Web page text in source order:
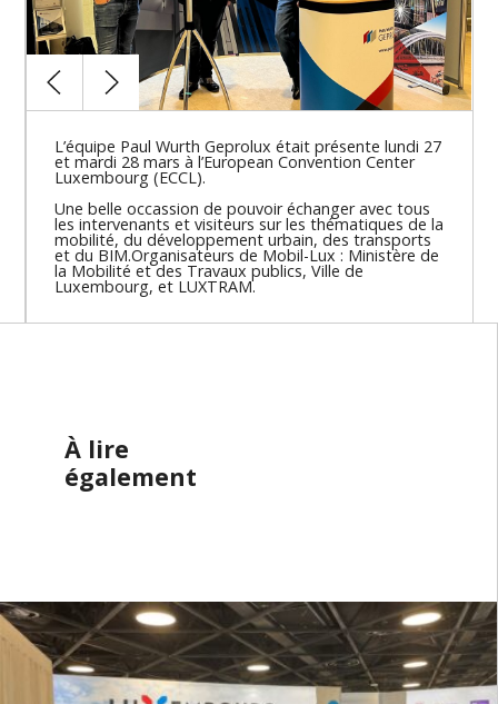
L’équipe Paul Wurth Geprolux était présente lundi 27
et mardi 28 mars à l’European Convention Center
Luxembourg (ECCL).
Une belle occassion de pouvoir échanger avec tous
les intervenants et visiteurs sur les thématiques de la
mobilité, du développement urbain, des transports
et du BIM.Organisateurs de Mobil-Lux : Ministère de
la Mobilité et des Travaux publics, Ville de
Luxembourg, et LUXTRAM.
À lire
également